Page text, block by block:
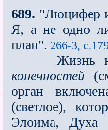
689. "Люцифер
Я, а не одно
план". 266-3,
Жизнь
конечностей
орган
(светлое),
Элоима,